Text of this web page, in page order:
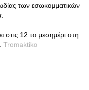
των εσωκομματικών
στις 12 το μεσημέρι στη
Tromaktiko